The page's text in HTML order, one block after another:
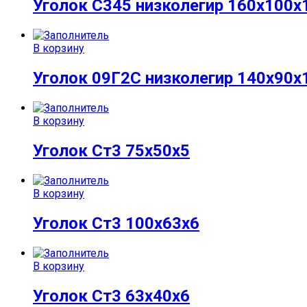
Уголок С345 низколегир
В корзину
Уголок 09Г2С низколегир
В корзину
Уголок Ст3 75х50х5
В корзину
Уголок Ст3 100х63х6
В корзину
Уголок Ст3 63х40х6